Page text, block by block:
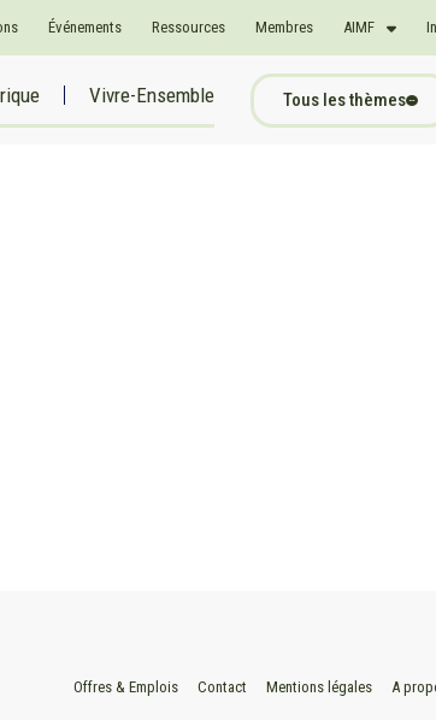
Événements Ressources Membres AIMF
Vivre-Ensemble Tous les thèmes
Offres & Emplois Contact Mentions légales A